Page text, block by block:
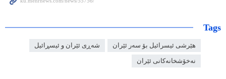
Tags
هێرشی ئیسرائیل بۆ سەر ئێران شەڕی ئێران و ئیسڕائیل
نەخۆشخانەکانی ئێران